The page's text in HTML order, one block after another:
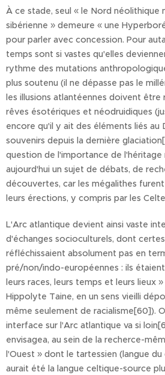
À ce stade, seul « le Nord néolithique
sibérienne » demeure « une
pour parler avec concession. Pour
temps sont si vastes qu'elles
rythme des mutations
plus soutenu (il ne dépasse pas le
les illusions atlantéennes doivent
rêves ésotériques et néodruidiques
encore qu'il y ait des éléments liés au
souvenirs depuis la dernière
question de l'importance de
aujourd'hui un sujet de débats, de
découvertes, car les mégalithes
leurs érections, y compris par les
L'Arc atlantique devient ainsi vaste
d'échanges socioculturels, dont
réfléchissaient absolument pas en
pré/non/indo-européennes : ils
leurs races, leurs temps et leurs lieux
Hippolyte Taine, en un sens vieilli
même seulement de racialisme[60]).
interface sur l'Arc atlantique va si
envisagea, au sein de la recherce-
l'Ouest » dont le tartessien (langue
aurait été la langue celtique-source